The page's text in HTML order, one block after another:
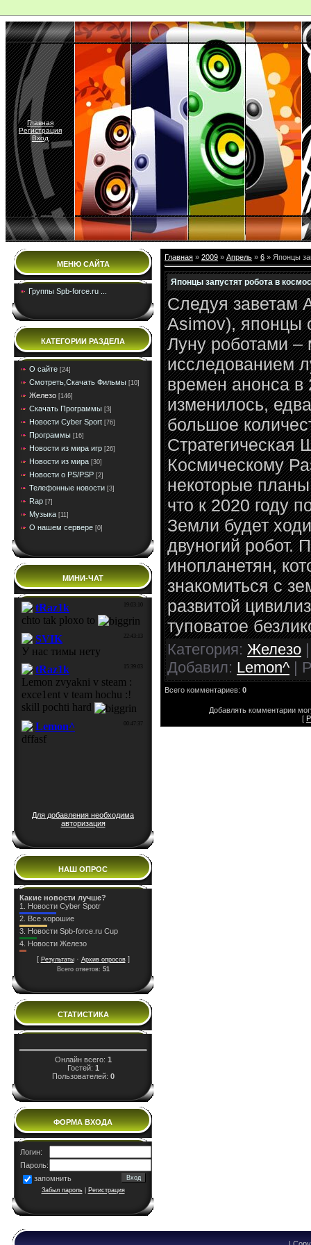
Главная
Регистрация
Вход
МЕНЮ САЙТА
Группы Spb-force.ru ...
КАТЕГОРИИ РАЗДЕЛА
О сайте [24]
Смотреть,Скачать Фильмы [10]
Железо [146]
Скачать Программы [3]
Новости Cyber Sport [76]
Программы [16]
Новости из мира игр [26]
Новости из мира [30]
Новости о PS/PSP [2]
Телефонные новости [3]
Rap [7]
Музыка [11]
О нашем сервере [0]
МИНИ-ЧАТ
Для добавления необходима
авторизация
НАШ ОПРОС
Какие новости лучше?
1. Новости Cyber Spotr
2. Все хорошие
3. Новости Spb-force.ru Cup
4. Новости Железо
[ Результаты· Архив опросов]
Всего ответов: 51
СТАТИСТИКА
Онлайн всего: 1
Гостей: 1
Пользователей: 0
ФОРМА ВХОДА
Логин:
Пароль:
запомнить
Забыл пароль| Регистрация
Главная » 2009 » Апрель » 6 » Японцы
Японцы запустят робота в космос
Следуя заветам
Asimov), японцы
Луну роботами
исследованием
времен анонса в
изменилось,
большое
Стратегическая
Космическому
некоторые
что к 2020 году
Земли будет
двуногий робот.
инопланетян,
знакомиться с
развитой
туповатое
Категория: Железо
Добавил: Lemon^ |
Всего комментариев: 0
Добавлять комментарии
[